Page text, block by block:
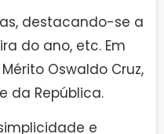
destacando-se a
do ano, etc. Em
Oswaldo Cruz,
da República.
e